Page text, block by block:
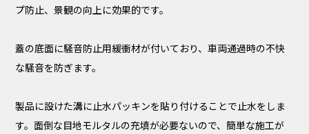
プ防止、景観の向上に効果的です。
蓋の底面に騒音防止用緩衝材が付いており、車両通過時の不快
な騒音を防ぎます。
製品に設けた溝に止水パッキンを貼り付けることで止水をしま
す。面倒な目地モルタルの充填が必要ないので、簡単な施工が